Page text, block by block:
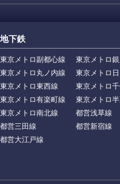
地下鉄
東京メトロ副都心線
東京メトロ
東京メトロ丸ノ内線
東京メトロ
東京メトロ東西線
東京メトロ
東京メトロ有楽町線
東京メトロ
東京メトロ南北線
都営浅草線
都営三田線
都営新宿線
都営大江戸線